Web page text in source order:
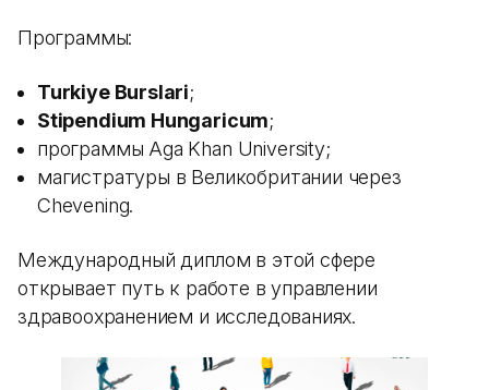
Программы:
Turkiye Burslari;
Stipendium Hungaricum;
программы Aga Khan University;
магистратуры в Великобритании через
Chevening.
Международный диплом в этой сфере
открывает путь к работе в управлении
здравоохранением и исследованиях.